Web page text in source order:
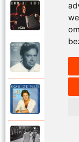
Rob De
Kleine
Rob De